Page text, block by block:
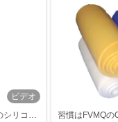
ビデオ
シリコー
習慣はFVMQの